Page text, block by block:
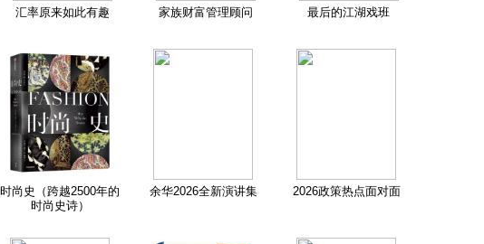
汇率原来如此有趣 家族财富管理顾问 最后的江湖戏班
时尚史（跨越2500年的
时尚史诗）
余华2026全新演讲集 2026政策热点面对面